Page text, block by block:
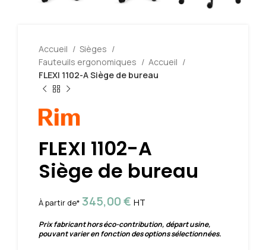
Accueil
Sièges
Fauteuils ergonomiques
Accueil
FLEXI 1102-A Siège de bureau
FLEXI 1102-A
Siège de bureau
À partir de* 345,00€ HT
Prix fabricant hors éco-contribution, départ usine,
pouvant varier en fonction des options sélectionnées.